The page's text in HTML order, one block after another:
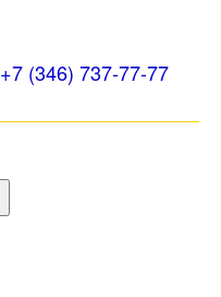
+7 (346) 737-77-77